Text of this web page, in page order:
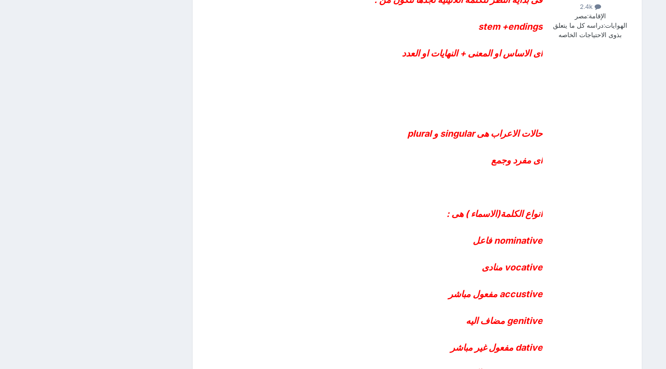
2.4k
الإقامة:مصر
الهوايات:دراسه كل ما يتعلق
بذوى الاحتياجات الخاصه
stem +endings
اى الاساس او المعنى + النهايات او العدد
حالات الاعراب هى singular و plural
اى مفرد وجمع
انواع الكلمة(الاسماء ) هى :
nominative فاعل
vocative منادى
accustive مفعول مباشر
genitive مضاف اليه
dative مفعول غير مباشر